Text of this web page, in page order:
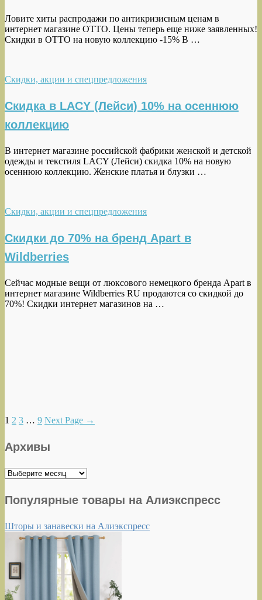
Ловите хиты распродажи по антикризисным ценам в
интернет магазине OTTO. Цены теперь еще ниже заявленных!
Скидки в OTTO на новую коллекцию -15% В …
Скидки, акции и спецпредложения
Скидка в LACY (Лейси) 10% на осеннюю
коллекцию
В интернет магазине российской фабрики женской и детской
одежды и текстиля LACY (Лейси) скидка 10% на новую
осеннюю коллекцию. Женские платья и блузки …
Скидки, акции и спецпредложения
Скидки до 70% на бренд Apart в
Wildberries
Сейчас модные вещи от люксового немецкого бренда Apart в
интернет магазине Wildberries RU продаются со скидкой до
70%! Скидки интернет магазинов на …
1 2 3 … 9 Next Page →
Архивы
Архивы
Популярные товары на Алиэкспресс
Шторы и занавески на Алиэкспресс